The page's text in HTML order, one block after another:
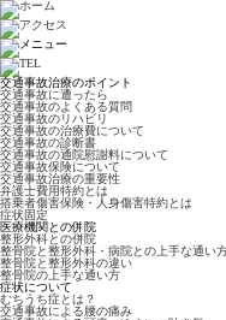
交通事故治療のポイント
交通事故に遭ったら
交通事故のよくある質問
交通事故のリハビリ
交通事故の治療費について
交通事故の診断書
交通事故の通院慰謝料について
交通事故保険について
交通事故治療の重要性
弁護士費用特約とは
搭乗者傷害保険・人身傷害特約とは
症状固定
医療機関との併院
整形外科との併院
整骨院と整形外科・病院との上手な通い
整骨院と整形外科の違い
整骨院の上手な通い方
症状について
むちうち症とは？
交通事故による腰の痛み